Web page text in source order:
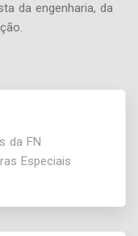
da engenharia, da
da FN
Especiais